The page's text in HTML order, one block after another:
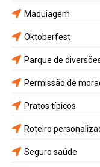
Maquiagem
Oktoberfest
Parque de
Permissão de
Pratos típicos
Roteiro
Seguro saúde